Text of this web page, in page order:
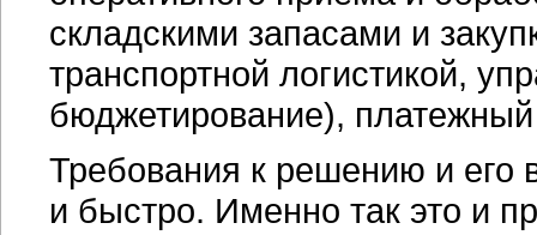
складскими запасами и
транспортной логистикой,
бюджетирование),
Требования к решению и
и быстро. Именно так это и